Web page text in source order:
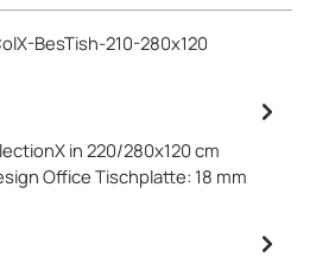
BesTish-210-280x120
in 220/280x120 cm
Office Tischplatte: 18 mm